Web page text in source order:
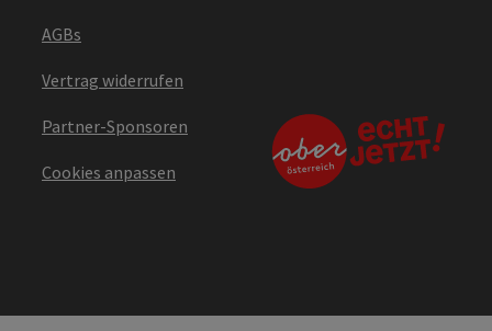
AGBs
Vertrag widerrufen
Partner-Sponsoren
Cookies anpassen